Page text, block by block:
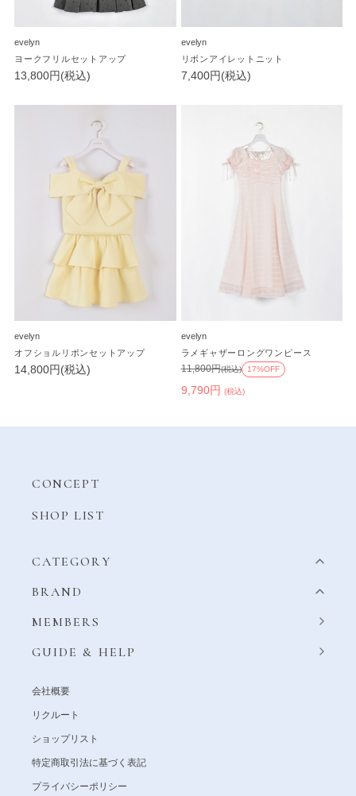
evelyn
ヨークフリルセットアップ
13,800円(税込)
evelyn
リボンアイレットニット
7,400円(税込)
evelyn
オフショルリボンセットアップ
14,800円(税込)
evelyn
ラメギャザーロングワンピース
9,790円 (税込)
11,800円(税込) 17%OFF
CONCEPT
SHOP LIST
CATEGORY
BRAND
MEMBERS
GUIDE & HELP
会社概要
リクルート
ショップリスト
特定商取引法に基づく表記
プライバシーポリシー